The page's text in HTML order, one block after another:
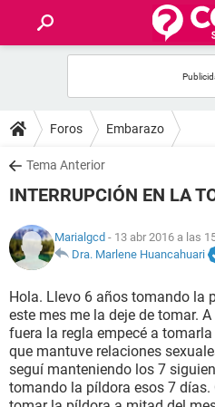
FOROS
SALUD
NUTRICIÓN
BIENESTAR
SEXUALIDAD
GLOSARIO
Foros Embarazo
Tema Anterior
INTERRUPCIÓN EN LA
Marialgcd - 13 abr 2016 a las
Dra. Marlene Huancahuari
Hola. Llevo 6 años tomando la
este mes me la deje de tomar.
fuera la regla empecé a
que mantuve relaciones
seguí manteniendo los 7
tomando la píldora esos 7 días.